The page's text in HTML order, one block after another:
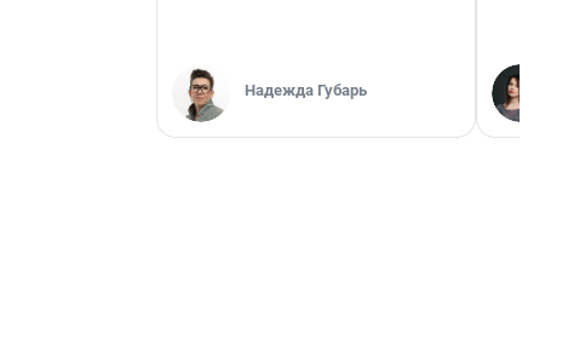
Надежда Губарь